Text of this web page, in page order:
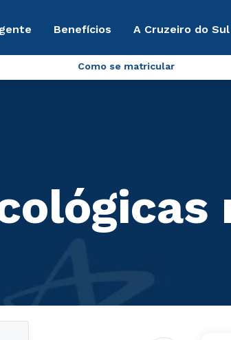
Benefícios A Cruzeiro do
Como se matricular